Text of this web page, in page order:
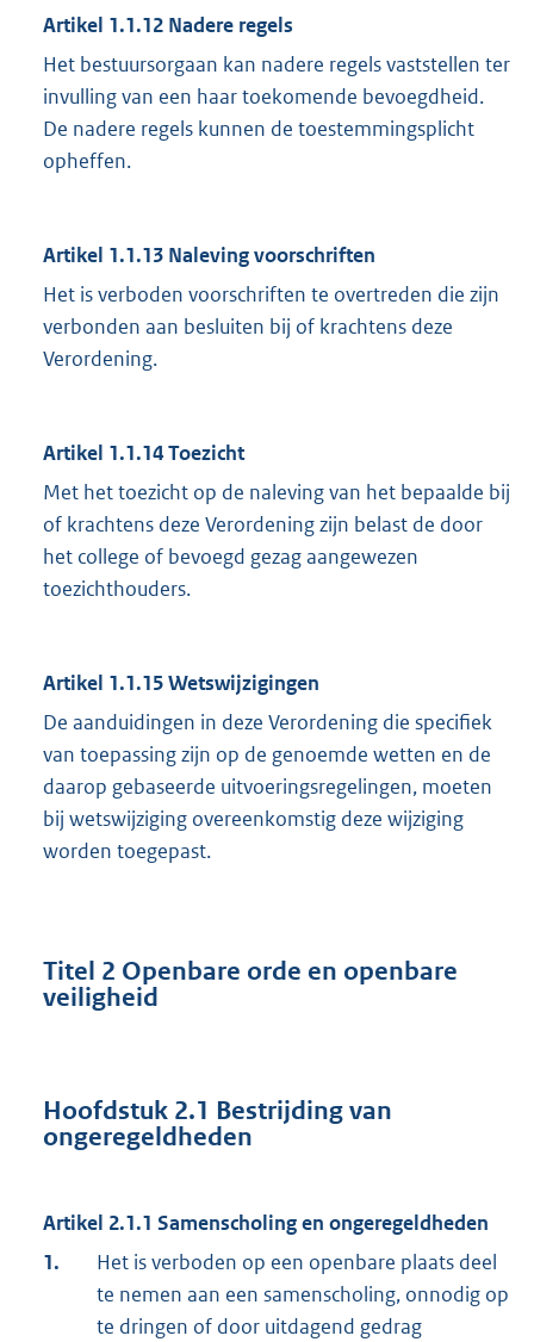
Artikel 1.1.12 Nadere regels
Het bestuursorgaan kan nadere regels vaststellen ter
invulling van een haar toekomende bevoegdheid.
De nadere regels kunnen de toestemmingsplicht
opheffen.
Artikel 1.1.13 Naleving voorschriften
Het is verboden voorschriften te overtreden die zijn
verbonden aan besluiten bij of krachtens deze
Verordening.
Artikel 1.1.14Toezicht
Met het toezicht op de naleving van het bepaalde bij
of krachtens deze Verordening zijn belast de door
het college of bevoegd gezag aangewezen
toezichthouders.
Artikel 1.1.15Wetswijzigingen
De aanduidingen in deze Verordening die specifiek
van toepassing zijn op de genoemde wetten en de
daarop gebaseerde uitvoeringsregelingen, moeten
bij wetswijziging overeenkomstig deze wijziging
worden toegepast.
Titel 2 Openbare orde en openbare
veiligheid
Hoofdstuk 2.1 Bestrijding van
ongeregeldheden
Artikel 2.1.1 Samenscholing en ongeregeldheden
1.
Het is verboden op een openbare plaats deel
te nemen aan een samenscholing, onnodig op
te dringen of door uitdagend gedrag